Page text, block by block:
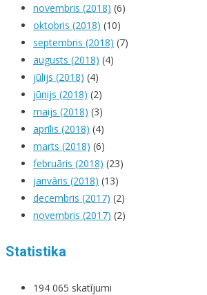
novembris (2018) (6)
oktobris (2018) (10)
septembris (2018) (7)
augusts (2018) (4)
jūlijs (2018) (4)
jūnijs (2018) (2)
maijs (2018) (3)
aprīlis (2018) (4)
marts (2018) (6)
februāris (2018) (23)
janvāris (2018) (13)
decembris (2017) (2)
novembris (2017) (2)
Statistika
194 065 skatījumi